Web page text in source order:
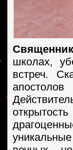
школах,
встреч.